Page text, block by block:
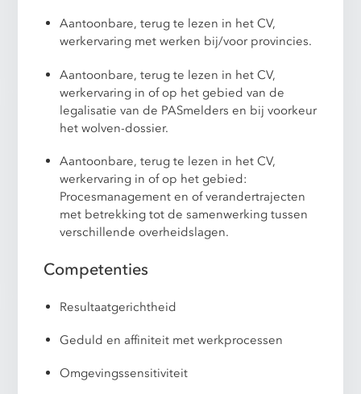
Aantoonbare, terug te lezen in het CV,
werkervaring met werken bij/voor provincies.
Aantoonbare, terug te lezen in het CV,
werkervaring in of op het gebied van de
legalisatie van de PASmelders en bij voorkeur
het wolven-dossier.
Aantoonbare, terug te lezen in het CV,
werkervaring in of op het gebied:
Procesmanagement en of verandertrajecten
met betrekking tot de samenwerking tussen
verschillende overheidslagen.
Competenties
Resultaatgerichtheid
Geduld en affiniteit met werkprocessen
Omgevingssensitiviteit